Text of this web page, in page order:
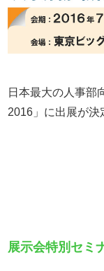
日本最大の人事部
2016」に出展が決
展示会特別セミ